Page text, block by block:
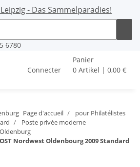
6780
Connecter
Panier
0 Artikel | 0,00 €
Page d'accueil
pour Philatélistes
Poste privée moderne
Nordwest Oldenbourg 2009 Standard